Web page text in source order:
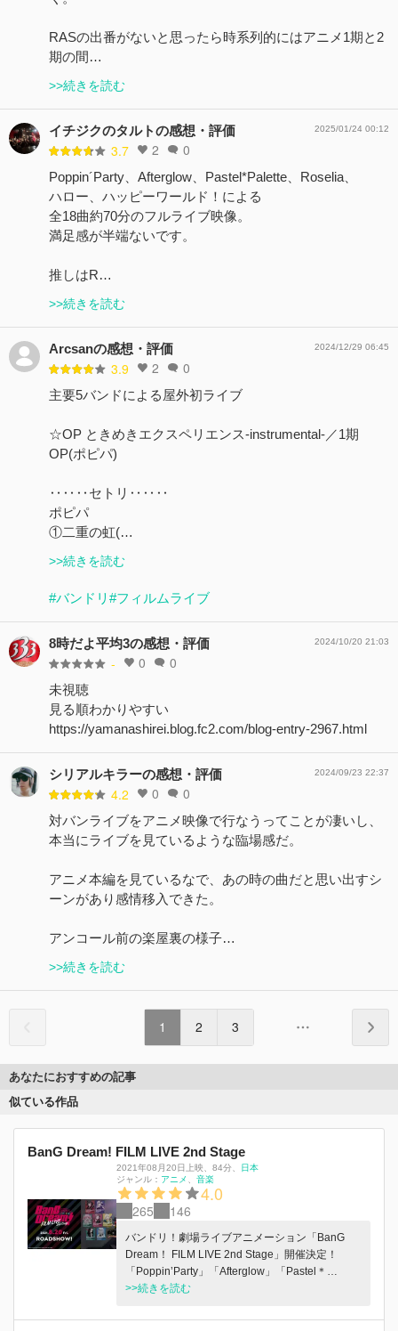
RASの出番がないと思ったら時系列的にはアニメ1期と2
期の間…
>>続きを読む
イチジクのタルトの感想・評価
3.7 2 0
2025/01/24 00:12
Poppin´Party、Afterglow、Pastel*Palette、Roselia、
ハロー、ハッピーワールド！による
全18曲約70分のフルライブ映像。
満足感が半端ないです。
推しはR…
>>続きを読む
Arcsanの感想・評価
3.9 2 0
2024/12/29 06:45
主要5バンドによる屋外初ライブ
☆OP ときめきエクスペリエンス-instrumental-／1期
OP(ポピパ)
‥‥‥セトリ‥‥‥
ポピパ
①二重の虹(…
>>続きを読む
#バンドリ #フィルムライブ
8時だよ平均3の感想・評価
- 0 0
2024/10/20 21:03
未視聴
見る順わかりやすい
https://yamanashirei.blog.fc2.com/blog-entry-2967.html
シリアルキラーの感想・評価
4.2 0 0
2024/09/23 22:37
対バンライブをアニメ映像で行なうってことが凄いし、
本当にライブを見ているような臨場感だ。
アニメ本編を見ているなで、あの時の曲だと思い出すシ
ーンがあり感情移入できた。
アンコール前の楽屋裏の様子…
>>続きを読む
1 2 3
あなたにおすすめの記事
似ている作品
BanG Dream! FILM LIVE 2nd Stage
2021年08月20日上映 84分
日本
ジャンル： アニメ 音楽
4.0
265 146
バンドリ！劇場ライブアニメーション「BanG
Dream！ FILM LIVE 2nd Stage」開催決定！
「Poppin’Party」「Afterglow」「Pastel＊
Palettes」「Roselia」「ハロー、ハッピーワール
的な世界を奏でる「Morfonica」最強を掲げるロ
>>続きを読む